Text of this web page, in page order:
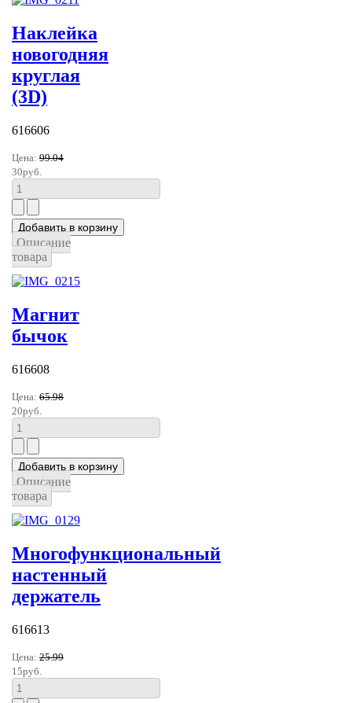
Наклейка
новогодняя
круглая
(3D)
616606
Цена: 99.04
30руб.
Описание
товара
Магнит
бычок
616608
Цена: 65.98
20руб.
Описание
товара
Многофункциональный
настенный
держатель
616613
Цена: 25.99
15руб.